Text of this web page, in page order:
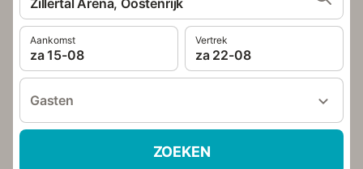
Zillertal Arena, Oostenrijk
Aankomst
za 15-08
Vertrek
za 22-08
Gasten
ZOEKEN